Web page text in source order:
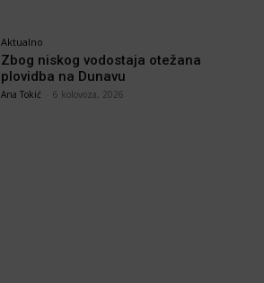
Aktualno
Zbog niskog vodostaja otežana
plovidba na Dunavu
Ana Tokić 6 kolovoza, 2026